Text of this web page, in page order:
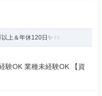
上＆年休120日✨
験OK 業種未経験OK 【資